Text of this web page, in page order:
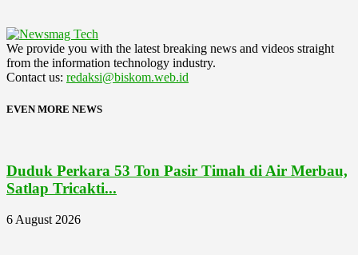
We provide you with the latest breaking news and videos straight
from the information technology industry.
Contact us: redaksi@biskom.web.id
EVEN MORE NEWS
Duduk Perkara 53 Ton Pasir Timah di Air Merbau,
Satlap Tricakti...
6 August 2026